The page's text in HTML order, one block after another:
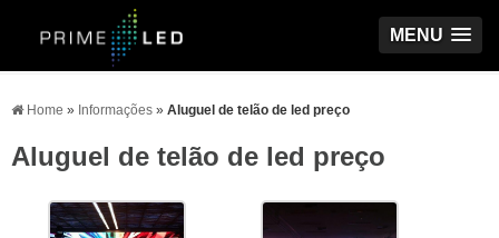
MENU
Home » Informações » Aluguel de telão de led preço
Aluguel de telão de led preço